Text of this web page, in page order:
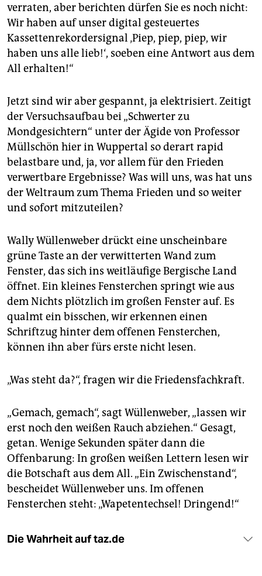
verraten, aber berichten dürfen Sie es noch nicht:
Wir haben auf unser digital gesteuertes
Kassettenrekordersignal ‚Piep, piep, piep, wir
haben uns alle lieb!‘, soeben eine Antwort aus dem
All erhalten!“
Jetzt sind wir aber gespannt, ja elektrisiert. Zeitigt
der Versuchsaufbau bei „Schwerter zu
Mondgesichtern“ unter der Ägide von Professor
Müllschön hier in Wuppertal so derart rapid
belastbare und, ja, vor allem für den Frieden
verwertbare Ergebnisse? Was will uns, was hat uns
der Weltraum zum Thema Frieden und so weiter
und sofort mitzuteilen?
Wally Wüllenweber drückt eine unscheinbare
grüne Taste an der verwitterten Wand zum
Fenster, das sich ins weitläufige Bergische Land
öffnet. Ein kleines Fensterchen springt wie aus
dem Nichts plötzlich im großen Fenster auf. Es
qualmt ein bisschen, wir erkennen einen
Schriftzug hinter dem offenen Fensterchen,
können ihn aber fürs erste nicht lesen.
„Was steht da?“, fragen wir die Friedensfachkraft.
„Gemach, gemach“, sagt Wüllenweber, „lassen wir
erst noch den weißen Rauch abziehen.“ Gesagt,
getan. Wenige Sekunden später dann die
Offenbarung: In großen weißen Lettern lesen wir
die Botschaft aus dem All. „Ein Zwischenstand“,
bescheidet Wüllenweber uns. Im offenen
Fensterchen steht: „Wapetentechsel! Dringend!“
Die Wahrheit auf taz.de